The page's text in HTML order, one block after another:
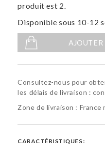
produit est 2.
Disponible sous 10-12
Consultez-nous pour
les délais de livraison :
Zone de livraison :
CARACTÉRISTIQUES :